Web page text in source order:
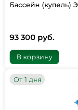
Бассейн (купель)
93 300 руб.
В корзину
От 1 дня